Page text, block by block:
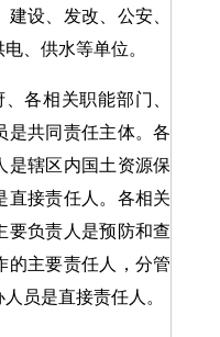
设、发改、公安、
、供水等单位。
各相关职能部门、
是共同责任主体。各
是辖区内国土资源保
直接责任人。各相关
要负责人是预防和查
的主要责任人，分管
员是直接责任人。